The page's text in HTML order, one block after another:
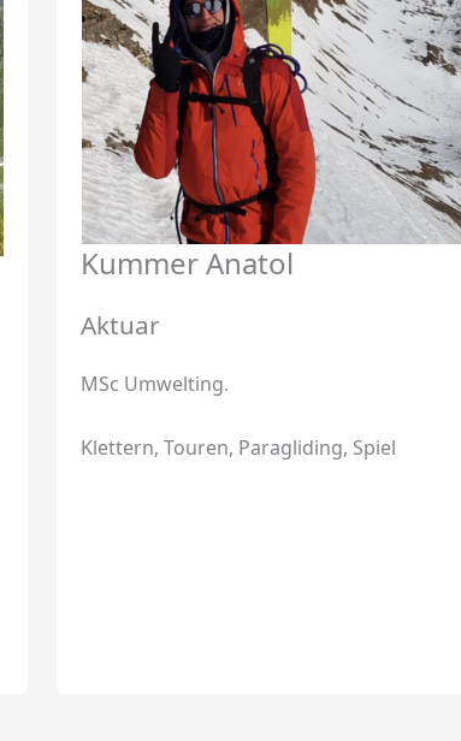
Kummer Anatol
Aktuar
MSc Umwelting.
Klettern, Touren, Paragliding, Spiel